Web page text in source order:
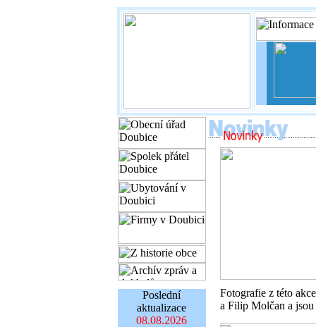
Poslední
aktualizace
08.08.2026
Fotografie z této
a Filip Molčan a